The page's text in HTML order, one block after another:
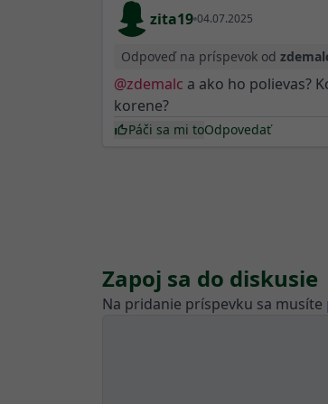
zita19 04.07.2025
Odpoveď na príspevok od
@zdemalc a ako ho polievas?
korene?
Páči sa mi toOdpovedať
Zapoj sa do diskusie
Na pridanie príspevku sa musíte